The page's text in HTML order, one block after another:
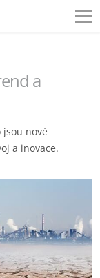
a
nové
a inovace.